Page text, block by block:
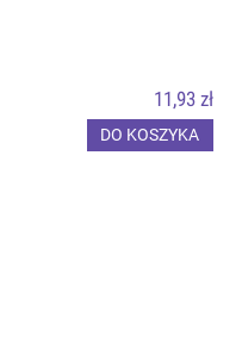
11,93 zł
DO KOSZYKA